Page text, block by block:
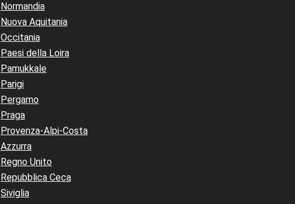
Normandia
Nuova Aquitania
Occitania
Paesi della Loira
Pamukkale
Parigi
Pergamo
Praga
Provenza-Alpi-Costa
Azzurra
Regno Unito
Repubblica Ceca
Siviglia